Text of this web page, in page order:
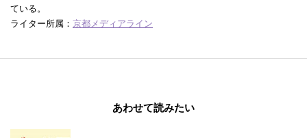
ている。
ライター所属： 京都メディアライン
あわせて読みたい